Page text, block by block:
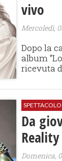
vivo
Mercoledì,
Dopo la
album
ricevuta
SPETTACOLO
Da
Domenica,